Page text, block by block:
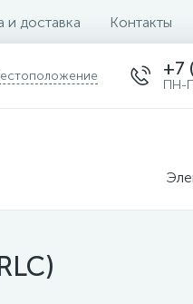
и доставка Контакты
+7
ПН-